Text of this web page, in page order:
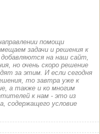
помощи
задачи и решения к
на наш сайт,
но очень скоро решение
за этим. И если сегодня
то завтра уже к
а также и ко многим
к нам - это из
содержащего условие